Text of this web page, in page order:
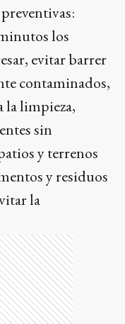
los
evitar barrer
contaminados,
limpieza,
sin
y terrenos
y residuos
la